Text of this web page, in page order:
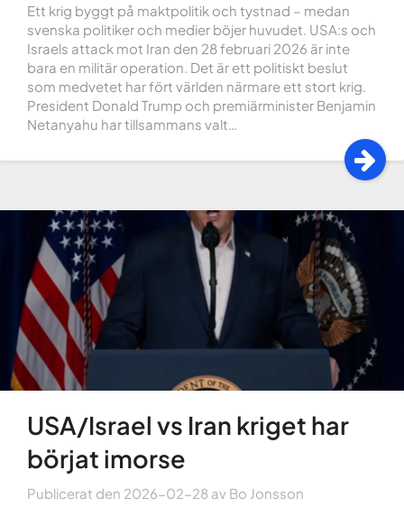
Ett krig byggt på maktpolitik och tystnad – medan
svenska politiker och medier böjer huvudet. USA:s och
Israels attack mot Iran den 28 februari 2026 är inte
bara en militär operation. Det är ett politiskt beslut
som medvetet har fört världen närmare ett stort krig.
President Donald Trump och premiärminister Benjamin
Netanyahu har tillsammans valt…
USA/Israel vs Iran kriget har
börjat imorse
Publicerat den 2026-02-28 av Bo Jonsson